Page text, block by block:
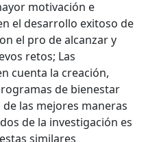
motivación e
el desarrollo exitoso de
el pro de alcanzar y
retos; Las
cuenta la creación,
de bienestar
las mejores maneras
de la investigación es
similares